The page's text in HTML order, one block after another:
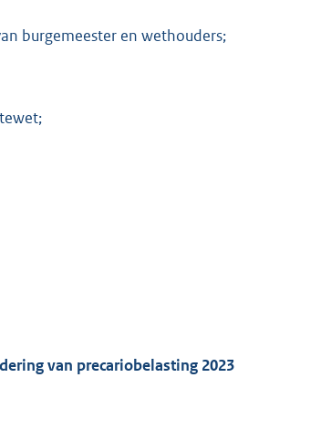
burgemeester en wethouders;
van precariobelasting 2023